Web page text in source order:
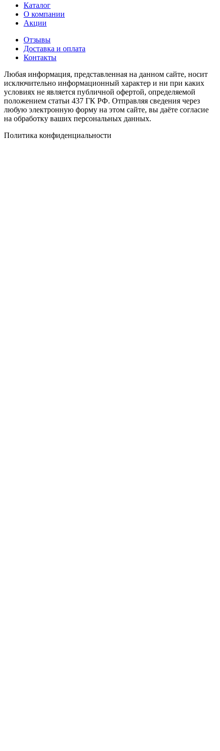
Каталог
О компании
Акции
Отзывы
Доставка и оплата
Контакты
Любая информация, представленная на данном сайте, носит
исключительно информационный характер и ни при каких
условиях не является публичной офертой, определяемой
положением статьи 437 ГК РФ. Отправляя сведения через
любую электронную форму на этом сайте, вы даёте согласие
на обработку ваших персональных данных.
Политика конфиденциальности